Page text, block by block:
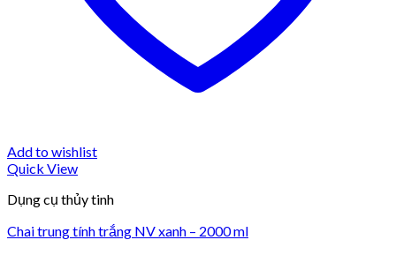
Add to wishlist
Quick View
Dụng cụ thủy tinh
Chai trung tính trắng NV xanh – 2000 ml